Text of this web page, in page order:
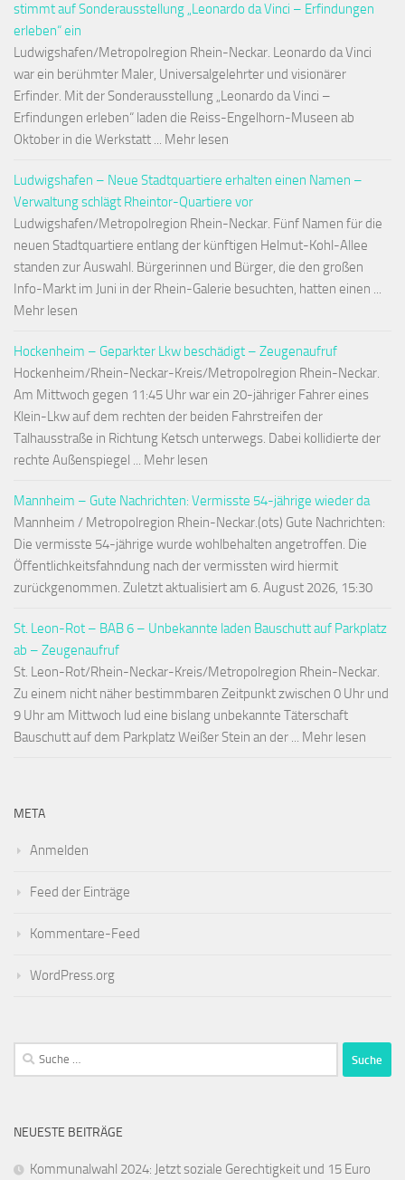
stimmt auf Sonderausstellung „Leonardo da Vinci – Erfindungen
erleben“ ein
Ludwigshafen/Metropolregion Rhein-Neckar. Leonardo da Vinci
war ein berühmter Maler, Universalgelehrter und visionärer
Erfinder. Mit der Sonderausstellung „Leonardo da Vinci –
Erfindungen erleben“ laden die Reiss-Engelhorn-Museen ab
Oktober in die Werkstatt ... Mehr lesen
Ludwigshafen – Neue Stadtquartiere erhalten einen Namen –
Verwaltung schlägt Rheintor-Quartiere vor
Ludwigshafen/Metropolregion Rhein-Neckar. Fünf Namen für die
neuen Stadtquartiere entlang der künftigen Helmut-Kohl-Allee
standen zur Auswahl. Bürgerinnen und Bürger, die den großen
Info-Markt im Juni in der Rhein-Galerie besuchten, hatten einen ...
Mehr lesen
Hockenheim – Geparkter Lkw beschädigt – Zeugenaufruf
Hockenheim/Rhein-Neckar-Kreis/Metropolregion Rhein-Neckar.
Am Mittwoch gegen 11:45 Uhr war ein 20-jähriger Fahrer eines
Klein-Lkw auf dem rechten der beiden Fahrstreifen der
Talhausstraße in Richtung Ketsch unterwegs. Dabei kollidierte der
rechte Außenspiegel ... Mehr lesen
Mannheim – Gute Nachrichten: Vermisste 54-jährige wieder da
Mannheim / Metropolregion Rhein-Neckar.(ots) Gute Nachrichten:
Die vermisste 54-jährige wurde wohlbehalten angetroffen. Die
Öffentlichkeitsfahndung nach der vermissten wird hiermit
zurückgenommen. Zuletzt aktualisiert am 6. August 2026, 15:30
St. Leon-Rot – BAB 6 – Unbekannte laden Bauschutt auf Parkplatz
ab – Zeugenaufruf
St. Leon-Rot/Rhein-Neckar-Kreis/Metropolregion Rhein-Neckar.
Zu einem nicht näher bestimmbaren Zeitpunkt zwischen 0 Uhr und
9 Uhr am Mittwoch lud eine bislang unbekannte Täterschaft
Bauschutt auf dem Parkplatz Weißer Stein an der ... Mehr lesen
META
Anmelden
Feed der Einträge
Kommentare-Feed
WordPress.org
Suche
nach:
NEUESTE BEITRÄGE
Kommunalwahl 2024: Jetzt soziale Gerechtigkeit und 15 Euro